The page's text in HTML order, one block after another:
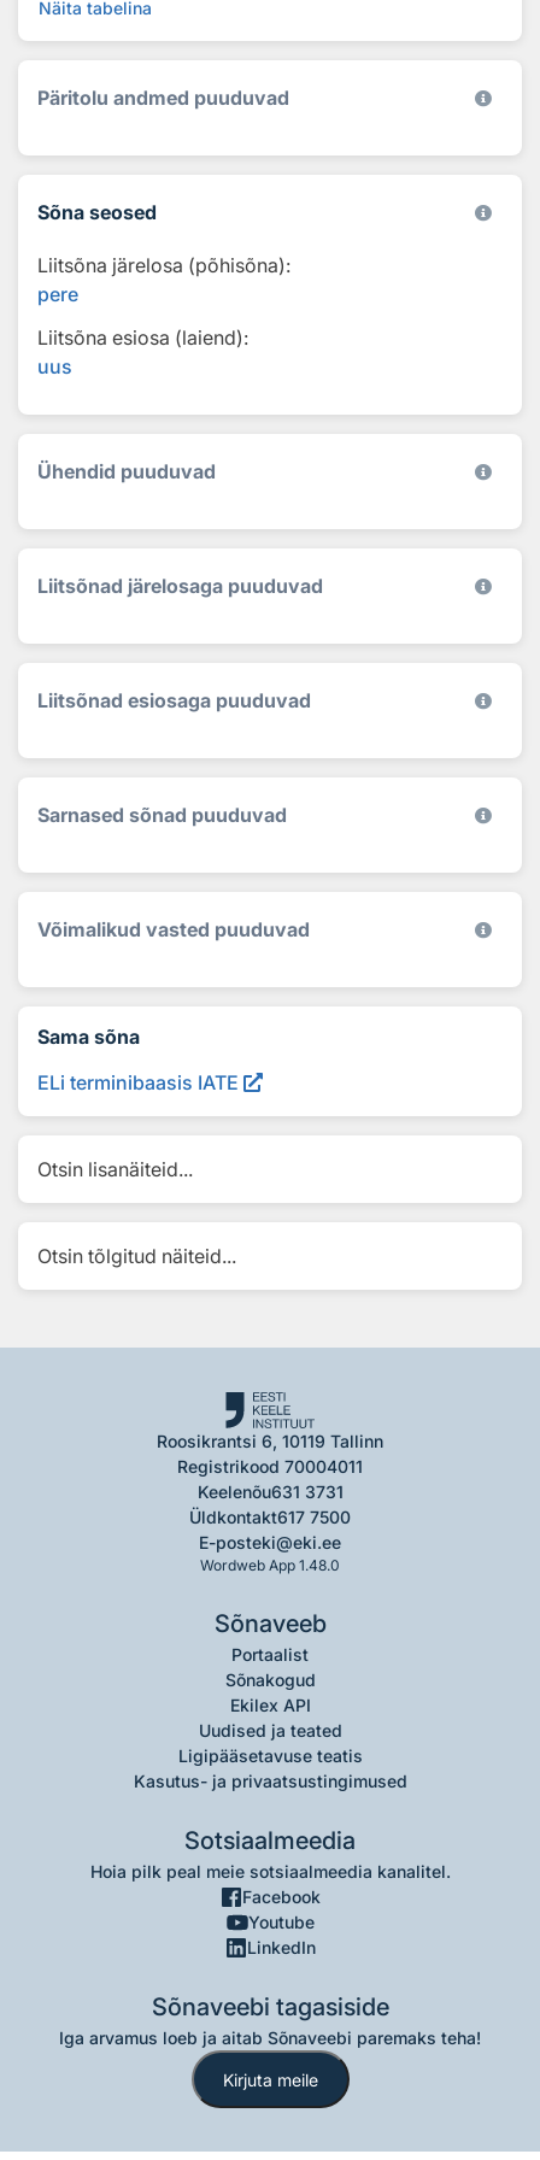
Näita tabelina
Päritolu andmed puuduvad
Sõna seosed
Liitsõna järelosa (põhisõna):
pere
Liitsõna esiosa (laiend):
uus
Ühendid puuduvad
Liitsõnad järelosaga puuduvad
Liitsõnad esiosaga puuduvad
Sarnased sõnad puuduvad
Võimalikud vasted puuduvad
Sama sõna
ELi terminibaasis IATE
Otsin lisanäiteid...
Otsin tõlgitud näiteid...
Roosikrantsi 6, 10119 Tallinn
Registrikood 70004011
Keelenõu631 3731
Üldkontakt617 7500
E-posteki@eki.ee
Wordweb App 1.48.0
Sõnaveeb
Portaalist
Sõnakogud
Ekilex API
Uudised ja teated
Ligipääsetavuse teatis
Kasutus- ja privaatsustingimused
Sotsiaalmeedia
Hoia pilk peal meie sotsiaalmeedia kanalitel.
Facebook
Youtube
LinkedIn
Sõnaveebi tagasiside
Iga arvamus loeb ja aitab Sõnaveebi paremaks teha!
Kirjuta meile